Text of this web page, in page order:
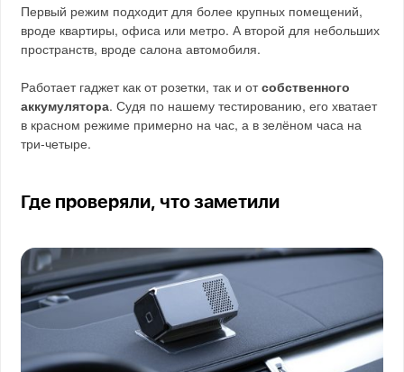
Первый режим подходит для более крупных помещений,
вроде квартиры, офиса или метро. А второй для небольших
пространств, вроде салона автомобиля.
Работает гаджет как от розетки, так и отсобственного
аккумулятора. Судя по нашему тестированию, его хватает
в красном режиме примерно на час, а в зелёном часа на
три-четыре.
Где проверяли, что заметили